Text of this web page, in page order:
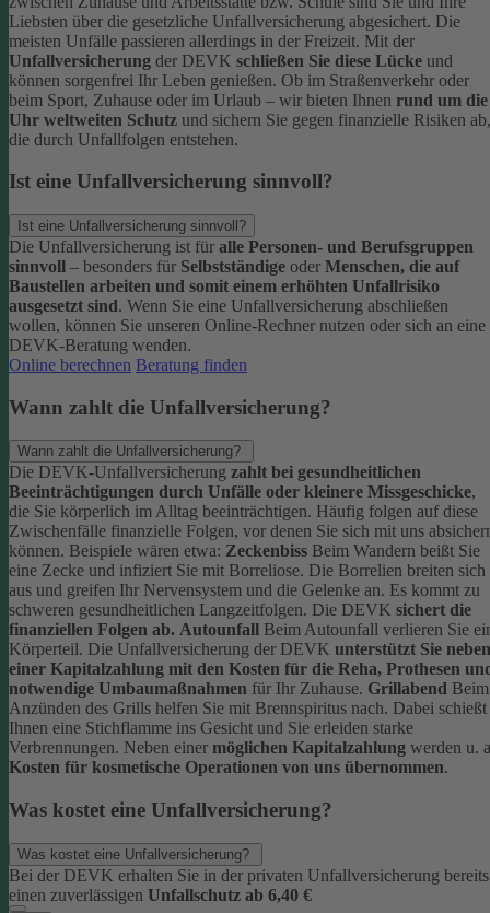
Liebsten über die gesetzliche Unfallversicherung abgesichert. Die
meisten Unfälle passieren allerdings in der Freizeit. Mit der
Unfallversicherung der DEVK schließen Sie diese Lücke und
können sorgenfrei Ihr Leben genießen. Ob im Straßenverkehr oder
beim Sport, Zuhause oder im Urlaub – wir bieten Ihnen rund um die
Uhr weltweiten Schutz und sichern Sie gegen finanzielle Risiken ab,
die durch Unfallfolgen entstehen.
Ist eine Unfallversicherung sinnvoll?
Ist eine Unfallversicherung sinnvoll?
Die Unfallversicherung ist für alle Personen- und Berufsgruppen
sinnvoll – besonders für Selbstständige oder Menschen, die auf
Baustellen arbeiten und somit einem erhöhten Unfallrisiko
ausgesetzt sind. Wenn Sie eine Unfallversicherung abschließen
wollen, können Sie unseren Online-Rechner nutzen oder sich an eine
DEVK-Beratung wenden.
Online berechnen Beratung finden
Wann zahlt die Unfallversicherung?
Wann zahlt die Unfallversicherung?
Die DEVK-Unfallversicherung zahlt bei gesundheitlichen
Beeinträchtigungen durch Unfälle oder kleinere Missgeschicke,
die Sie körperlich im Alltag beeinträchtigen. Häufig folgen auf diese
Zwischenfälle finanzielle Folgen, vor denen Sie sich mit uns
können. Beispiele wären etwa: Zeckenbiss Beim Wandern beißt Sie
eine Zecke und infiziert Sie mit Borreliose. Die Borrelien breiten sich
aus und greifen Ihr Nervensystem und die Gelenke an. Es kommt zu
schweren gesundheitlichen Langzeitfolgen. Die DEVK sichert die
finanziellen Folgen ab. Autounfall Beim Autounfall verlieren Sie
Körperteil. Die Unfallversicherung der DEVK unterstützt Sie neben
einer Kapitalzahlung mit den Kosten für die Reha, Prothesen
notwendige Umbaumaßnahmen für Ihr Zuhause. Grillabend Beim
Anzünden des Grills helfen Sie mit Brennspiritus nach. Dabei schießt
Ihnen eine Stichflamme ins Gesicht und Sie erleiden starke
Verbrennungen. Neben einer möglichen Kapitalzahlung werden u.
Kosten für kosmetische Operationen von uns übernommen.
Was kostet eine Unfallversicherung?
Was kostet eine Unfallversicherung?
Bei der DEVK erhalten Sie in der privaten Unfallversicherung bereits
einen zuverlässigen Unfallschutz ab 6,40 €